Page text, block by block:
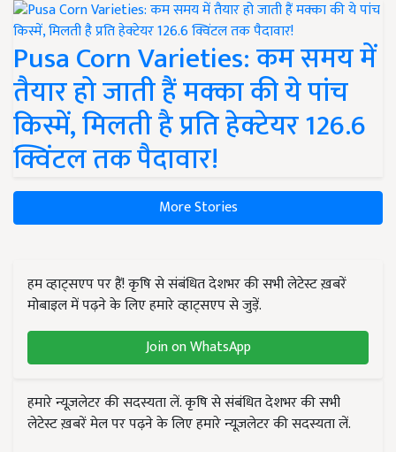
Pusa Corn Varieties: कम समय में
तैयार हो जाती हैं मक्का की ये पांच
किस्में, मिलती है प्रति हेक्टेयर 126.6
क्विंटल तक पैदावार!
More Stories
हम व्हाट्सएप पर हैं! कृषि से संबंधित देशभर की सभी लेटेस्ट ख़बरें
मोबाइल में पढ़ने के लिए हमारे व्हाट्सएप से जुड़ें.
Join on WhatsApp
हमारे न्यूज़लेटर की सदस्यता लें. कृषि से संबंधित देशभर की सभी
लेटेस्ट ख़बरें मेल पर पढ़ने के लिए हमारे न्यूज़लेटर की सदस्यता लें.